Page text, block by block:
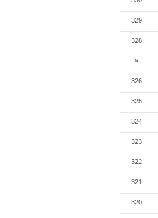
329
328
»
326
325
324
323
322
321
320